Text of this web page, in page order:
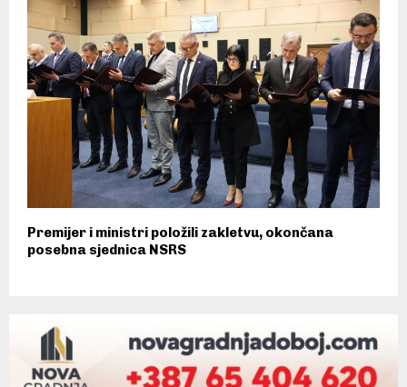
Premijer i ministri položili zakletvu, okončana
posebna sjednica NSRS